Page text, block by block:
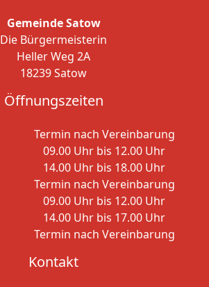
Gemeinde Satow
Die Bürgermeisterin
Heller Weg 2A
18239 Satow
Öffnungszeiten
Termin nach Vereinbarung
09.00 Uhr bis 12.00 Uhr
14.00 Uhr bis 18.00 Uhr
Termin nach Vereinbarung
09.00 Uhr bis 12.00 Uhr
14.00 Uhr bis 17.00 Uhr
Termin nach Vereinbarung
Kontakt